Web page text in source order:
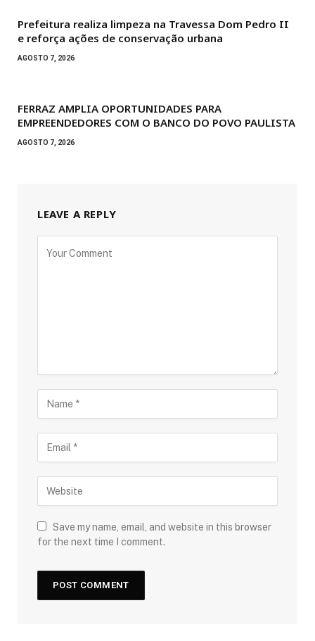
Prefeitura realiza limpeza na Travessa Dom Pedro II
e reforça ações de conservação urbana
AGOSTO 7, 2026
FERRAZ AMPLIA OPORTUNIDADES PARA
EMPREENDEDORES COM O BANCO DO POVO PAULISTA
AGOSTO 7, 2026
LEAVE A REPLY
Save my name, email, and website in this browser
for the next time I comment.